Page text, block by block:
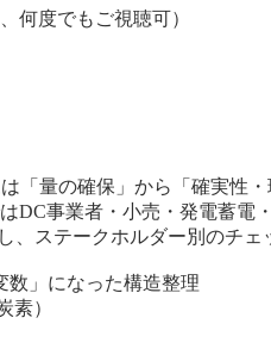
何度でもご視聴可）
「量の確保」から「確実性
DC事業者・小売・発電蓄
、ステークホルダー別のチ
」になった構造整理
素）